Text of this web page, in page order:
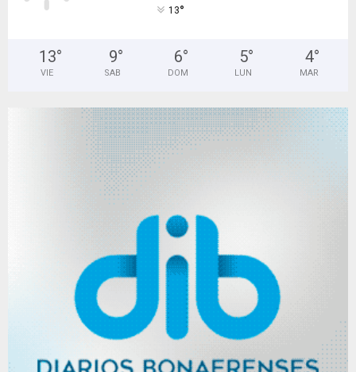
13°
13°
VIE
9°
SAB
6°
DOM
5°
LUN
4°
MAR